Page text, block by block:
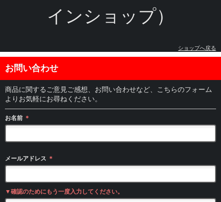
インショップ）
ショップへ戻る
お問い合わせ
商品に関するご意見ご感想、お問い合わせなど、こちらのフォーム
よりお気軽にお尋ねください。
お名前 ＊
メールアドレス ＊
▼確認のためにもう一度入力してください。